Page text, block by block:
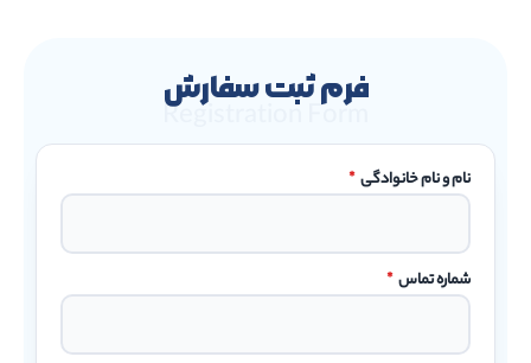
فرم ثبت سفارش
Registration Form
نام و نام خانوادگی *
شماره تماس *